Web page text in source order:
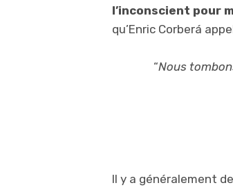
l’inconscient pour
qu’Enric Corberá
“Nous
Il y a généralement